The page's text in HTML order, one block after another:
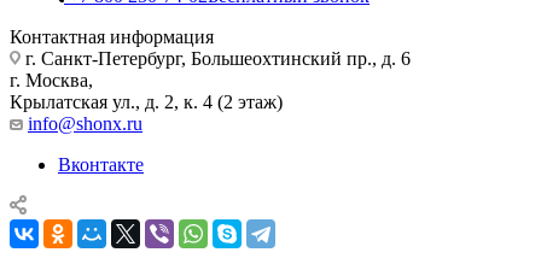
Контактная информация
г. Санкт-Петербург, Большеохтинский пр., д. 6
г. Москва,
Крылатская ул., д. 2, к. 4 (2 этаж)
info@shonx.ru
Вконтакте